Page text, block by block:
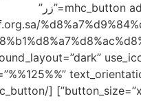
animation=”off”] [/mhc_divider][mhc_button admin_label=”زر”
button_size=”xlarge”